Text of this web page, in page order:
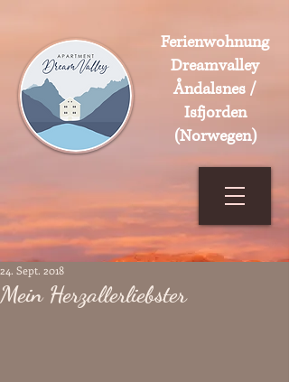
Ferienwohnung
Dreamvalley
Åndalsnes /
Isfjorden
(Norwegen)
Mein Herzallerliebster
24. Sept. 2018